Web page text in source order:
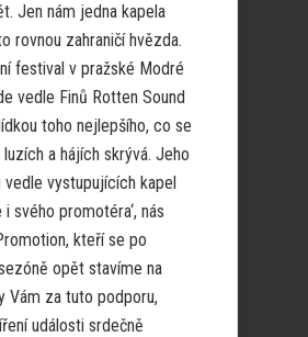
Jen nám jedna kapela
rovnou zahraničí hvězda.
festival v pražské Modré
vedle Finů Rotten Sound
toho nejlepšího, co se
a hájích skrývá. Jeho
vedle vystupujících kapel
i svého promotéra‘, nás
kteří se po
opět stavíme na
Vám za tuto podporu,
události srdečně